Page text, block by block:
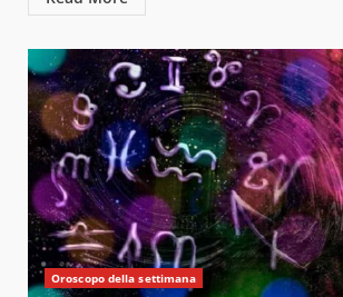
Oroscopo della settimana